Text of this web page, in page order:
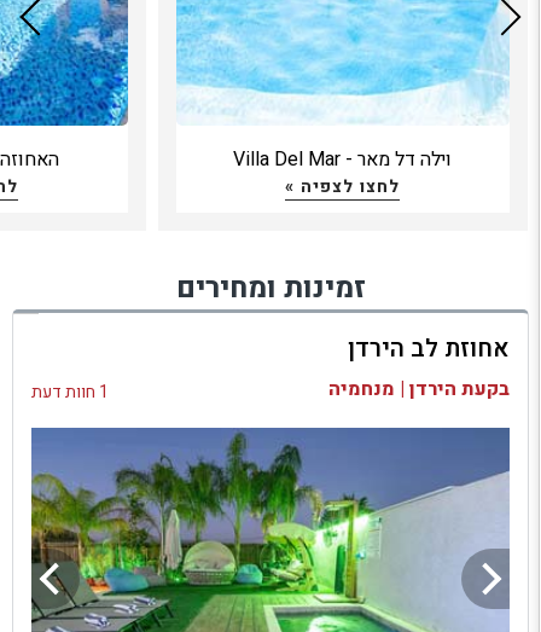
וילה דל מאר - Villa Del Mar
לחצו לצפיה »
זמינות ומחירים
אחוזת לב הירדן
בקעת הירדן | מנחמיה 1 חוות דעת